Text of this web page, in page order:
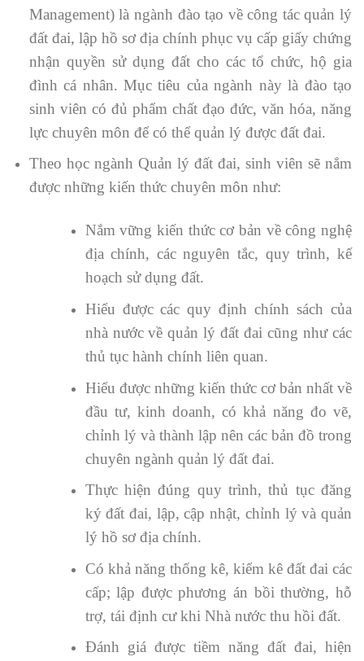
Management) là ngành đào tạo về công tác quản lý
đất đai, lập hồ sơ địa chính phục vụ cấp giấy chứng
nhận quyền sử dụng đất cho các tổ chức, hộ gia
đình cá nhân. Mục tiêu của ngành này là đào tạo
sinh viên có đủ phẩm chất đạo đức, văn hóa, năng
lực chuyên môn để có thể quản lý được đất đai.
Theo học ngành Quản lý đất đai, sinh viên sẽ nắm
được những kiến thức chuyên môn như:
Nắm vững kiến thức cơ bản về công nghệ
địa chính, các nguyên tắc, quy trình, kế
hoạch sử dụng đất.
Hiểu được các quy định chính sách của
nhà nước về quản lý đất đai cũng như các
thủ tục hành chính liên quan.
Hiểu được những kiến thức cơ bản nhất về
đầu tư, kinh doanh, có khả năng đo vẽ,
chỉnh lý và thành lập nên các bản đồ trong
chuyên ngành quản lý đất đai.
Thực hiện đúng quy trình, thủ tục đăng
ký đất đai, lập, cập nhật, chỉnh lý và quản
lý hồ sơ địa chính.
Có khả năng thống kê, kiểm kê đất đai các
cấp; lập được phương án bồi thường, hỗ
trợ, tái định cư khi Nhà nước thu hồi đất.
Đánh giá được tiềm năng đất đai, hiện